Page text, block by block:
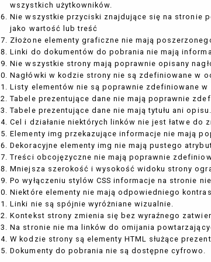
wszystkich użytkowników.
Nie wszystkie przyciski znajdujące się na stronie
jako wartość lub treść
Złożone elementy graficzne nie mają
Linki do dokumentów do pobrania nie mają
Nie wszystkie strony mają poprawnie opisany
Nagłówki w kodzie strony nie są zdefiniowane w
Listy elementów nie są poprawnie zdefiniowane w
Tabele prezentujące dane nie mają poprawnie
Tabele prezentujące dane nie mają tytułu ani opisu.
Cel i działanie niektórych linków nie jest łatwe do
Elementy img przekazujące informacje nie mają
Dekoracyjne elementy img nie mają pustego
Treści obcojęzyczne nie mają poprawnie
Mniejsza szerokość i wysokość widoku strony
Po wyłączeniu stylów CSS informacje na stronie
Niektóre elementy nie mają odpowiedniego
Linki nie są spójnie wyróżniane wizualnie.
Kontekst strony zmienia się bez wyraźnego
Na stronie nie ma linków do omijania
W kodzie strony są elementy HTML służące
Dokumenty do pobrania nie są dostępne cyfrowo.